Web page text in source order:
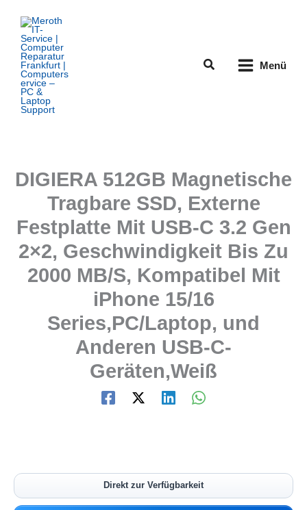
Inhalt
springen
Suchen Menü
DIGIERA 512GB Magnetische
Tragbare SSD, Externe
Festplatte Mit USB-C 3.2 Gen
2×2, Geschwindigkeit Bis Zu
2000 MB/S, Kompatibel Mit
iPhone 15/16
Series,PC/Laptop, und
Anderen USB-C-
Geräten,Weiß
Direkt zur Verfügbarkeit